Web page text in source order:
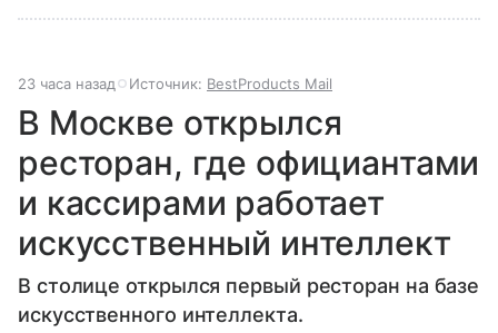
23 часа назад Источник: BestProducts Mail
В Москве открылся
ресторан, где официантами
и кассирами работает
искусственный интеллект
В столице открылся первый ресторан на базе
искусственного интеллекта.